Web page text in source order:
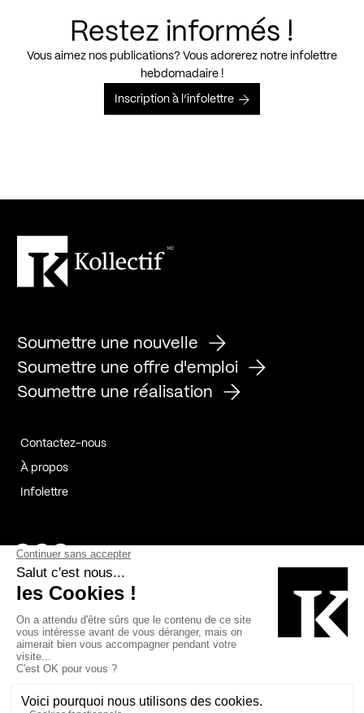
Restez informés !
Vous aimez nos publications? Vous adorerez notre infolettre
hebdomadaire !
Inscription à l’infolettre
Soumettre une nouvelle
Soumettre une offre d'emploi
Soumettre une réalisation
Contactez-nous
À propos
Infolettre
Page Facebook de Kollectif
Page Instagram de Kollectif
Page Linkedin de Kollectif
Bâtiment-Durable-Québec-1
Esquisses-1IRAC-1
MP-1 v2com-1